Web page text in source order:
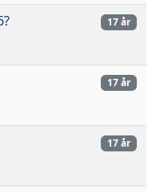
17 år
17 år
17 år